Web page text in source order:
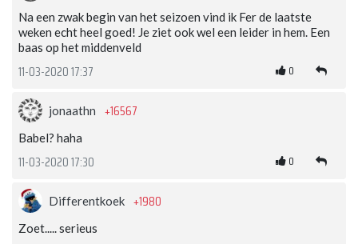
Na een zwak begin van het seizoen vind ik Fer de laatste
weken echt heel goed! Je ziet ook wel een leider in hem. Een
baas op het middenveld
11-03-2020 17:37 0
jonaathn +16567
Babel? haha
11-03-2020 17:30 0
Differentkoek +1980
Zoet..... serieus